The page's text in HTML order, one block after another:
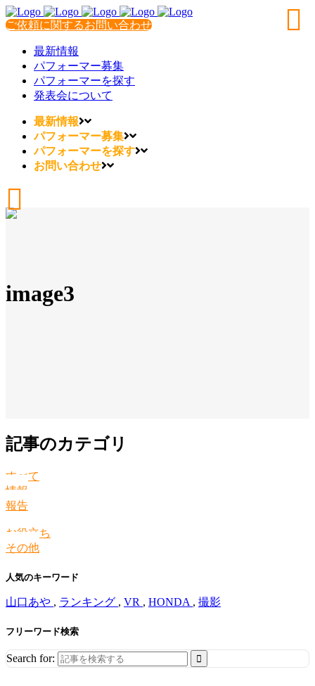
ご依頼に関するお問い合わせ
最新情報
パフォーマー募集
パフォーマーを探す
発表会について
最新情報
パフォーマー募集
パフォーマーを探す
お問い合わせ
image3
記事のカテゴリ
すべて
情報
報告
お役立ち
その他
人気のキーワード
山口あや , ランキング , VR , HONDA , 撮影
フリーワード検索
Search for: